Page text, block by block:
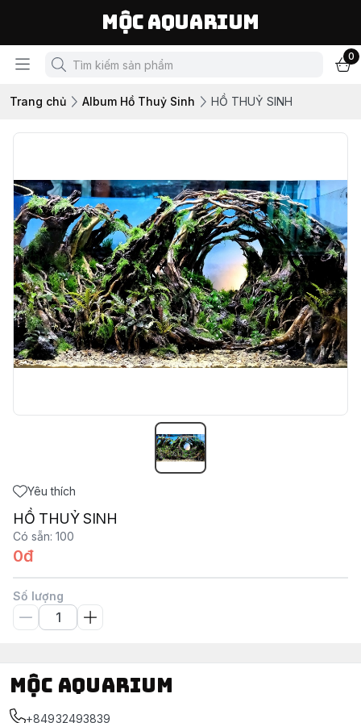
Mộc Aquarium
0
Trang chủ Album Hồ Thuỷ Sinh HỒ THUỶ SINH
Yêu thích
HỒ THUỶ SINH
Có sẵn: 100
0đ
Số lượng
Mộc Aquarium
+84932493839